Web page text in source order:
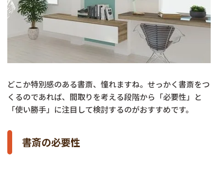
どこか特別感のある書斎、憧れますね。せっかく書斎をつ
くるのであれば、間取りを考える段階から「必要性」と
「使い勝手」に注目して検討するのがおすすめです。
書斎の必要性